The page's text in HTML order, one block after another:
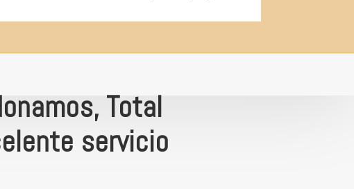
Total
servicio